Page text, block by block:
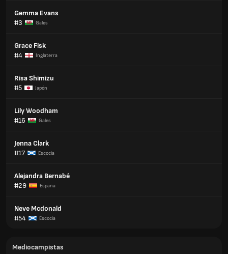
Gemma Evans
#3
Gales
Grace Fisk
#4
Inglaterra
Risa Shimizu
#5
Japón
Lily Woodham
#16
Gales
Jenna Clark
#17
Escocia
Alejandra Bernabé
#29
España
Neve Mcdonald
#54
Escocia
Mediocampistas